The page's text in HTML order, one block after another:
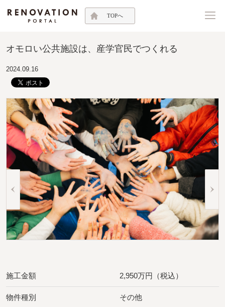
TOPへ
オモロい公共施設は、産学官民でつくれる
2024.09.16
施工金額 2,950万円（税込）
物件種別 その他